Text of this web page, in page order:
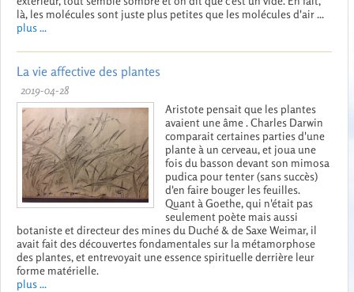
là, les molécules sont juste plus petites que les molécules d'air ...
plus ...
La vie affective des plantes
2019-04-28
Aristote pensait que les plantes
avaient une âme . Charles Darwin
comparait certaines parties d'une
plante à un cerveau, et joua une
fois du basson devant son mimosa
pudica pour tenter (sans succès)
d'en faire bouger les feuilles.
Quant à Goethe, qui n'était pas
seulement poète mais aussi
botaniste et directeur des mines du Duché & de Saxe Weimar, il
avait fait des découvertes fondamentales sur la métamorphose
des plantes, et entrevoyait une essence spirituelle derrière leur
forme matérielle.
plus ...